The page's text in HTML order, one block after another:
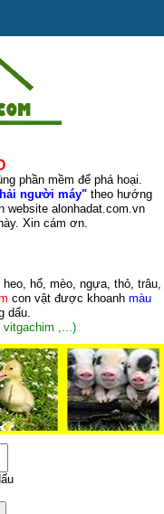
phần mềm để phá hoại.
người máy"theo hướng
website alonhadat.com.vn
Xin cám ơn.
hổ, mèo, ngựa, thỏ, trâu,
con vật được khoanh màu
dấu.
vitgachim ,...)